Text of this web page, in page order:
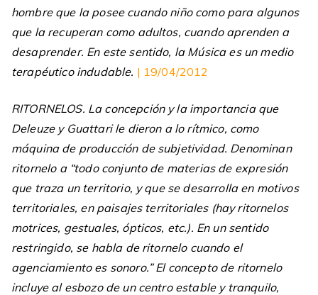
hombre que la posee cuando niño como para algunos
que la recuperan como adultos, cuando aprenden a
desaprender. En este sentido, la Música es un medio
terapéutico indudable. | 19/04/2012
RITORNELOS. La concepción y la importancia que
Deleuze y Guattari le dieron a lo rítmico, como
máquina de producción de subjetividad. Denominan
ritornelo a “todo conjunto de materias de expresión
que traza un territorio, y que se desarrolla en motivos
territoriales, en paisajes territoriales (hay ritornelos
motrices, gestuales, ópticos, etc.). En un sentido
restringido, se habla de ritornelo cuando el
agenciamiento es sonoro.” El concepto de ritornelo
incluye al esbozo de un centro estable y tranquilo,